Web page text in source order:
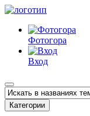
Фотогора
Вход
Категории